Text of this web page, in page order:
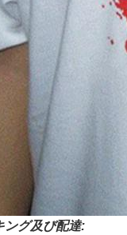
ング及び配達: